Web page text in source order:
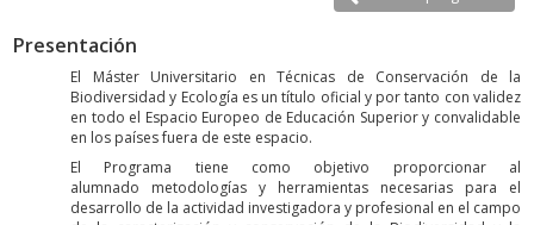
Presentación
El Máster Universitario en Técnicas de Conservación de la
Biodiversidad y Ecología es un título oficial y por tanto con validez
en todo el Espacio Europeo de Educación Superior y convalidable
en los países fuera de este espacio.
El Programa tiene como objetivo proporcionar al
alumnado metodologías y herramientas necesarias para el
desarrollo de la actividad investigadora y profesional en el campo